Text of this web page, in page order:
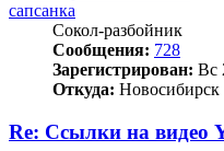
сапсанка
Сокол-разбойник
Сообщения: 728
Зарегистрирован: Вс
Откуда: Новосибирск
Re: Ссылки на видео